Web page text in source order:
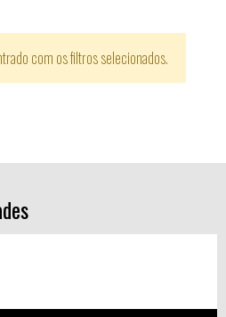
com os filtros selecionados.